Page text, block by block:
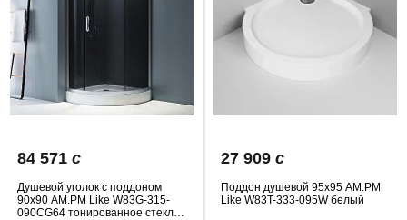
84 571 c
Душевой уголок с поддоном
90x90 AM.PM Like W83G-315-
090CG64 тонированное стекло,
27 909 c
Поддон душевой 95x95 AM.PM
Like W83T-333-095W белый